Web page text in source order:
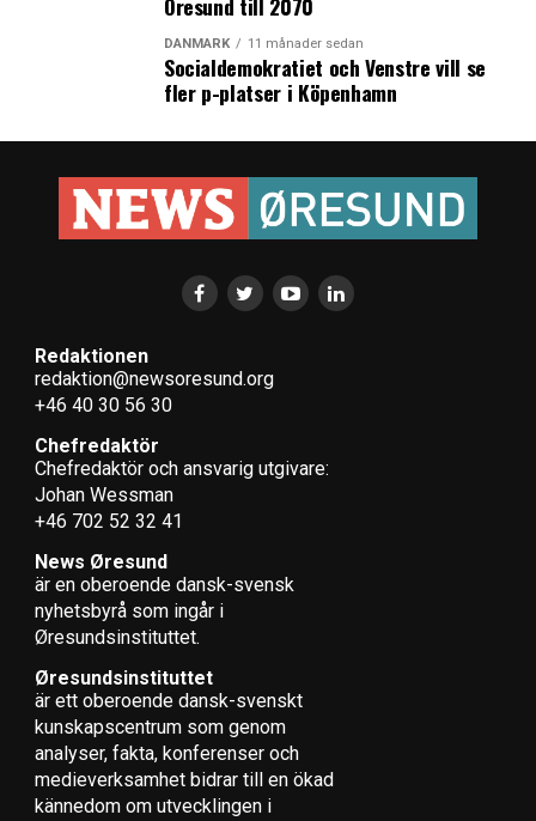
DANMARK 11 månader sedan
Socialdemokratiet och Venstre vill se
fler p-platser i Köpenhamn
Redaktionen
redaktion@newsoresund.org
+46 40 30 56 30
Chefredaktör
Chefredaktör och ansvarig utgivare:
Johan Wessman
+46 702 52 32 41
News Øresund
är en oberoende dansk-svensk
nyhets­byrå som ingår i
Øresundsinstituttet.
Øresundsinstituttet
är ett oberoende dansk-svenskt
kunskapscentrum som genom
analyser, fakta, konferenser och
medieverksamhet bidrar till en ökad
kännedom om utvecklingen i